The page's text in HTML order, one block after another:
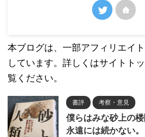
本ブログは、一部アフィリエイ
しています。詳しくはサイトト
覧ください。
書評 考察・意見
僕らはみな砂上の楼
永遠には続かない